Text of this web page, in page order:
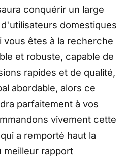
conquérir un large
domestiques
vous êtes à la recherche
et robuste, capable de
rapides et de qualité,
abordable, alors ce
parfaitement à vos
vivement cette
a remporté haut la
meilleur rapport